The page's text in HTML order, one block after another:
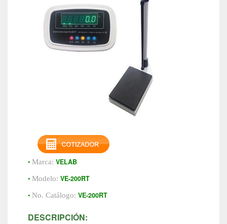
• Marca: VELAB
• Modelo: VE-200RT
• No. Catálogo: VE-200RT
DESCRIPCIÓN: